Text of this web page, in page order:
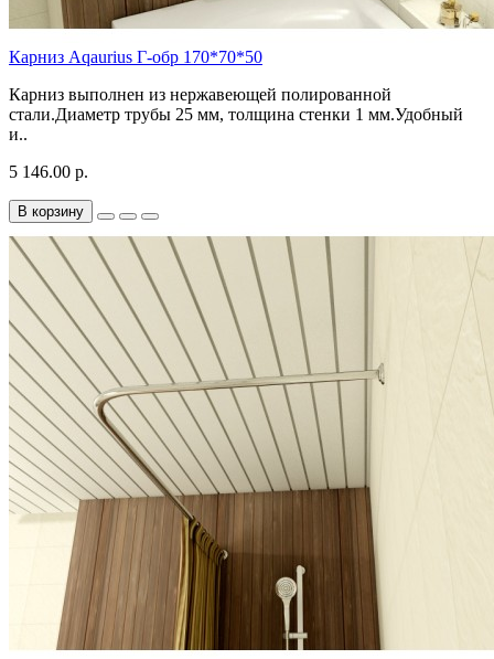
Карниз Aqaurius Г-обр 170*70*50
Карниз выполнен из нержавеющей полированной
стали.Диаметр трубы 25 мм, толщина стенки 1 мм.Удобный
и..
5 146.00 р.
В корзину